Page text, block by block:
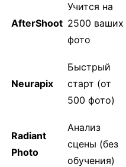
AfterShoot
Учится на
2500 ваших
фото
Neurapix
Быстрый
старт (от
500 фото)
Radiant
Photo
Анализ
сцены (без
обучения)